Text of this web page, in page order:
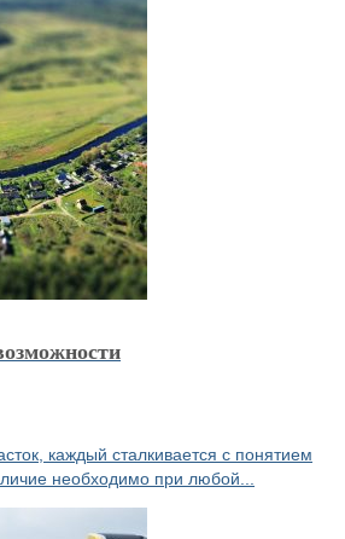
каждый сталкивается с понятием
необходимо при любой...